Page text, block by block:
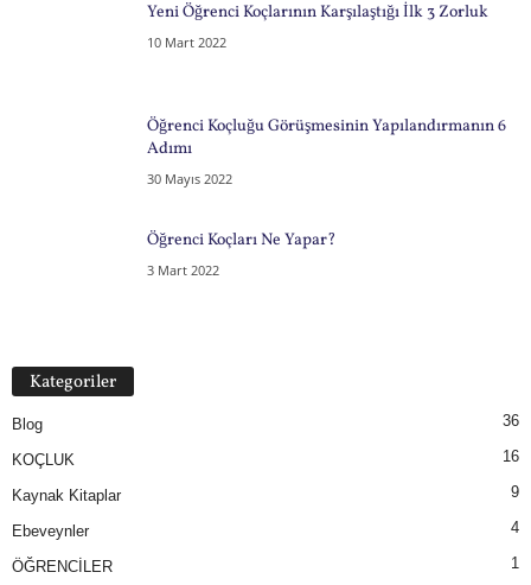
Yeni Öğrenci Koçlarının Karşılaştığı İlk 3 Zorluk
10 Mart 2022
Öğrenci Koçluğu Görüşmesinin Yapılandırmanın 6
Adımı
30 Mayıs 2022
Öğrenci Koçları Ne Yapar?
3 Mart 2022
Kategoriler
Blog 36
KOÇLUK 16
Kaynak Kitaplar 9
Ebeveynler 4
ÖĞRENCİLER 1